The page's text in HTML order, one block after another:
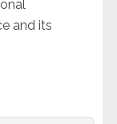
and its